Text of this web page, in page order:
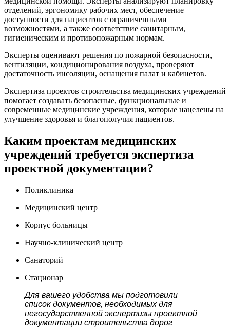
отделений, эргономику рабочих мест, обеспечение
доступности для пациентов с ограниченными
возможностями, а также соответствие санитарным,
гигиеническим и противопожарным нормам.
Эксперты оценивают решения по пожарной безопасности,
вентиляции, кондиционирования воздуха, проверяют
достаточность инсоляции, оснащения палат и кабинетов.
Экспертиза проектов строительства медицинских учреждений
помогает создавать безопасные, функциональные и
современные медицинские учреждения, которые нацелены на
улучшение здоровья и благополучия пациентов.
Каким проектам медицинских
учреждений требуется экспертиза
проектной документации?
Поликлиника
Медицинский центр
Корпус больницы
Научно-клинический центр
Санаторий
Стационар
Для вашего удобства мы подготовили
список документов, необходимых для
негосударственной экспертизы проектной
документации строительства дорог